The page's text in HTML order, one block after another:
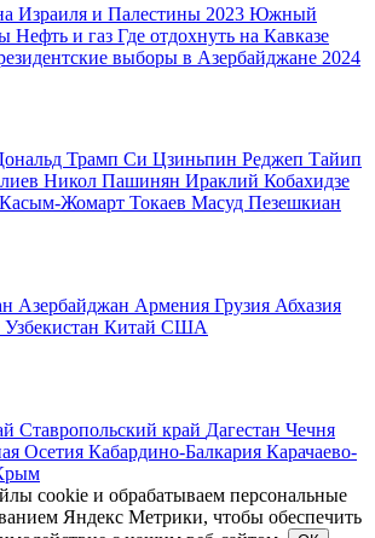
Израиля и Палестины 2023 Южный
Нефть и газ Где отдохнуть на Кавказе
выборы в Азербайджане 2024
Трамп Си Цзиньпин Реджеп Тайип
Никол Пашинян Ираклий Кобахидзе
Касым-Жомарт Токаев Масуд Пезешкиан
Азербайджан Армения Грузия Абхазия
Узбекистан Китай США
Ставропольский край Дагестан Чечня
Осетия Кабардино-Балкария Карачаево-
cookie и обрабатываем персональные
Яндекс Метрики, чтобы обеспечить